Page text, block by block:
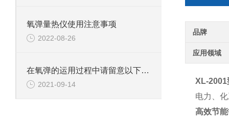
品牌
应用领域
XL-2001
电力、
高效节
氧弹量热仪使用注意事项
2022-08-26
在氧弹的运用过程中请留意以下几个方面
2021-09-14